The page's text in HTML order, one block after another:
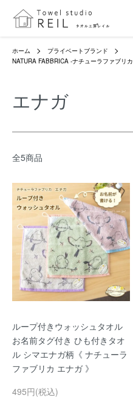
ホーム
プライベートブランド
NATURA FABBRICA -ナチューラファブリカ
エナガ
全5商品
ループ付きウォッシュタオル
お名前タグ付き ひも付きタオ
ル シマエナガ柄《 ナチューラ
ファブリカ エナガ 》
495円(税込)